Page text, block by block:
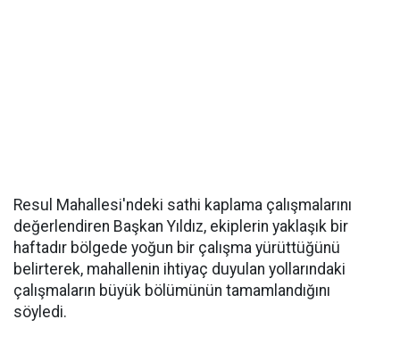
Resul Mahallesi'ndeki sathi kaplama çalışmalarını
değerlendiren Başkan Yıldız, ekiplerin yaklaşık bir
haftadır bölgede yoğun bir çalışma yürüttüğünü
belirterek, mahallenin ihtiyaç duyulan yollarındaki
çalışmaların büyük bölümünün tamamlandığını
söyledi.